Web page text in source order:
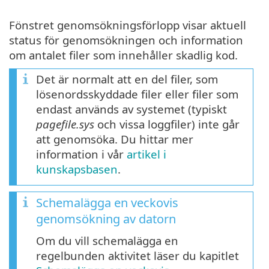
Fönstret genomsökningsförlopp visar aktuell
status för genomsökningen och information
om antalet filer som innehåller skadlig kod.
Det är normalt att en del filer, som
lösenordsskyddade filer eller filer som
endast används av systemet (typiskt
pagefile.sys och vissa loggfiler) inte går
att genomsöka. Du hittar mer
information i vår artikel i
kunskapsbasen.
Schemalägga en veckovis
genomsökning av datorn
Om du vill schemalägga en
regelbunden aktivitet läser du kapitlet